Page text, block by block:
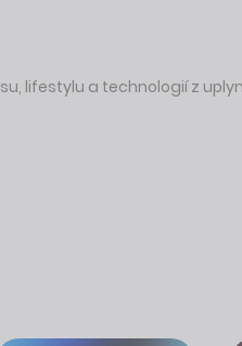
lifestylu a technologií z